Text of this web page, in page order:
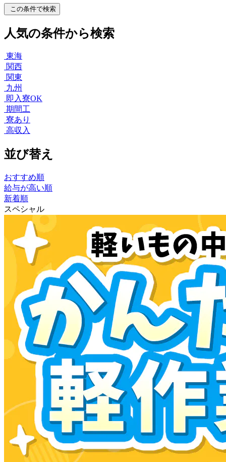
この条件で検索
人気の条件から検索
東海
関西
関東
九州
即入寮OK
期間工
寮あり
高収入
並び替え
おすすめ順
給与が高い順
新着順
スペシャル